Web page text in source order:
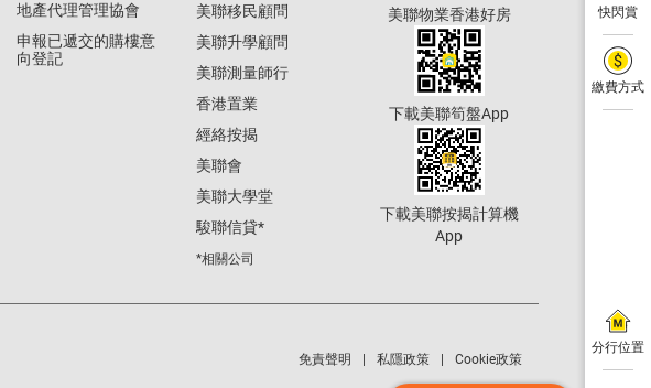
快閃賞
繳費方式
分行位置
地產代理管理協會
申報已遞交的購樓意
向登記
美聯移民顧問
美聯升學顧問
美聯測量師行
香港置業
經絡按揭
美聯會
美聯大學堂
駿聯信貸*
*相關公司
美聯物業香港好房
下載美聯筍盤App
下載美聯按揭計算機
App
免責聲明 私隱政策 Cookie政策